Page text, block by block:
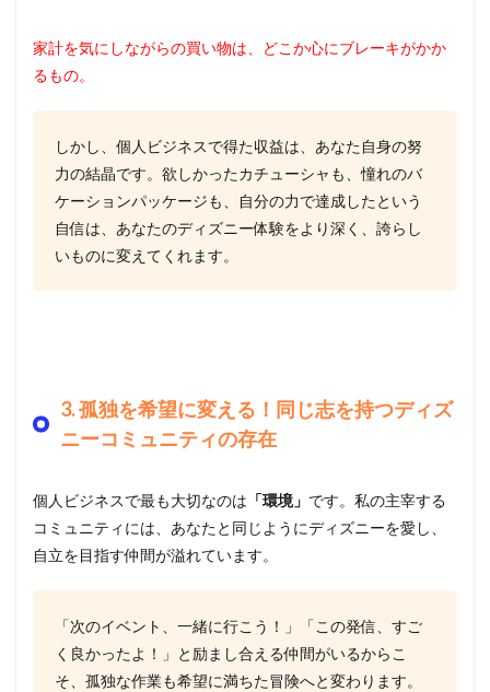
家計を気にしながらの買い物は、どこか心にブレーキがかか
るもの。
しかし、個人ビジネスで得た収益は、あなた自身の努
力の結晶です。欲しかったカチューシャも、憧れのバ
ケーションパッケージも、自分の力で達成したという
自信は、あなたのディズニー体験をより深く、誇らし
いものに変えてくれます。
3. 孤独を希望に変える！同じ志を持つディズ
ニーコミュニティの存在
個人ビジネスで最も大切なのは 「環境」 です。私の主宰する
コミュニティには、あなたと同じようにディズニーを愛し、
自立を目指す仲間が溢れています。
「次のイベント、一緒に行こう！」「この発信、すご
く良かったよ！」と励まし合える仲間がいるからこ
そ、孤独な作業も希望に満ちた冒険へと変わります。